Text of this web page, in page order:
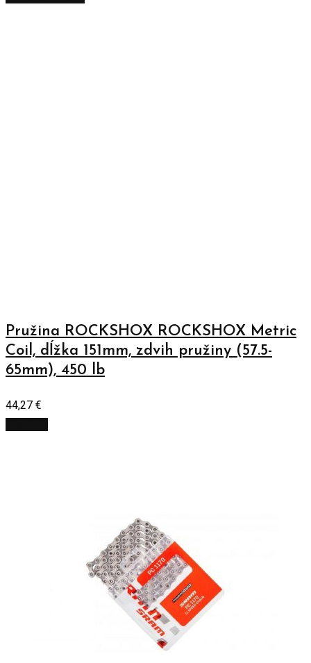
Pružina ROCKSHOX ROCKSHOX Metric
Coil, dĺžka 151mm, zdvih pružiny (57.5-
65mm), 450 lb
44,27 €